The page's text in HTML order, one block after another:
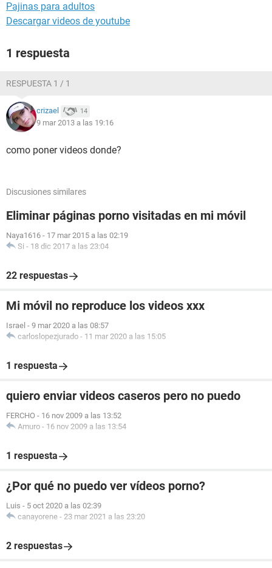
Pajinas para adultos
Descargar videos de youtube
1 respuesta
RESPUESTA 1 / 1
crizael 14
9 mar 2013 a las 19:16
como poner videos donde?
Discusiones similares
Eliminar páginas porno visitadas en mi móvil
Naya1616 - 17 mar 2015 a las 02:19
Si - 18 dic 2017 a las 23:04
22 respuestas
Mi móvil no reproduce los videos xxx
Israel - 9 mar 2020 a las 08:57
carloslopezjurado - 11 mar 2020 a las 15:05
1 respuesta
quiero enviar videos caseros pero no puedo
FERCHO - 16 nov 2009 a las 13:52
Amuro - 16 nov 2009 a las 13:54
1 respuesta
¿Por qué no puedo ver vídeos porno?
Luis - 5 oct 2020 a las 02:39
canayorene - 23 mar 2021 a las 23:20
2 respuestas